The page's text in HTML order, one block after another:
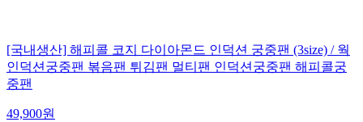
[국내생산] 해피콜 코지 다이아몬드 인덕션 궁중팬 (3size) / 웍
인덕션궁중팬 볶음팬 튀김팬 멀티팬 인덕션궁중팬 해피콜궁
중팬
49,900원